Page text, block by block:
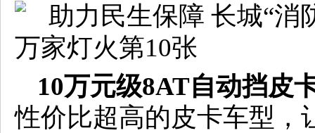
10万元级8AT自动挡皮
性价比超高的皮卡车型，